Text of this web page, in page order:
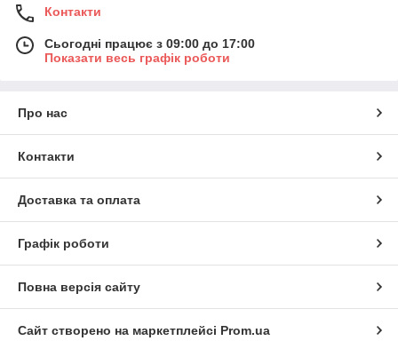
Контакти
Сьогодні працює з 09:00 до 17:00
Показати весь графік роботи
Про нас
Контакти
Доставка та оплата
Графік роботи
Повна версія сайту
Сайт створено на маркетплейсі Prom.ua